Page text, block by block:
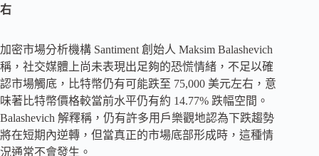
右
加密市場分析機構 Santiment 創始人 Maksim Balashevich
稱，社交媒體上尚未表現出足夠的恐慌情緒，不足以確
認市場觸底，比特幣仍有可能跌至 75,000 美元左右，意
味著比特幣價格較當前水平仍有約 14.77% 跌幅空間。
Balashevich 解釋稱，仍有許多用戶樂觀地認為下跌趨勢
將在短期內逆轉，但當真正的市場底部形成時，這種情
況通常不會發生。